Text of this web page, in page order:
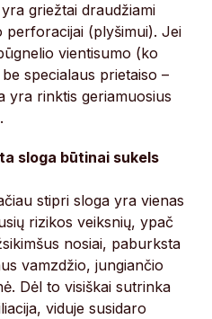
griežtai draudžiami
perforacijai (plyšimui). Jei
vientisumo (ko
specialaus prietaiso –
yra rinktis geriamuosius
sloga būtinai sukels
stipri sloga yra vienas
rizikos veiksnių, ypač
nosiai, paburksta
vamzdžio, jungiančio
Dėl to visiškai sutrinka
viduje susidaro